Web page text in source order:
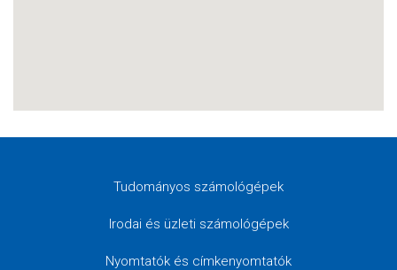
Tudományos számológépek
Irodai és üzleti számológépek
Nyomtatók és címkenyomtatók